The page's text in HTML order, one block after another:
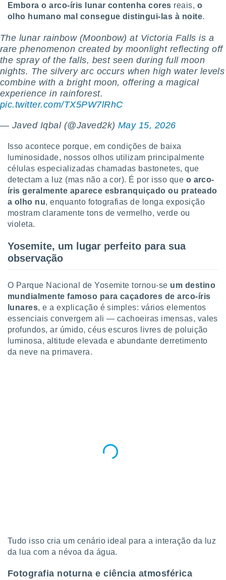
o
de
ou aceder
num
utilizar
criar
medir o
dos
de
ou
de dados
fontes,
e melhorar
dados
Embora o arco-íris lunar contenha cores reais, o
olho humano mal consegue distingui-las à noite.
The lunar rainbow (Moonbow) at Victoria Falls is a
rare phenomenon created by moonlight reflecting off
the spray of the falls, best seen during full moon
nights. The silvery arc occurs when high water levels
combine with a bright moon, offering a magical
experience in rainforest.
pic.twitter.com/TX5PW7lRhC
— Javed Iqbal (@Javed2k) May 15, 2026
Isso acontece porque, em condições de baixa
luminosidade, nossos olhos utilizam principalmente
células especializadas chamadas bastonetes, que
detectam a luz (mas não a cor). É por isso que o arco-
íris geralmente aparece esbranquiçado ou prateado
a olho nu, enquanto fotografias de longa exposição
mostram claramente tons de vermelho, verde ou
violeta.
Yosemite, um lugar perfeito para sua
observação
O Parque Nacional de Yosemite tornou-se um destino
mundialmente famoso para caçadores de arco-íris
lunares, e a explicação é simples: vários elementos
essenciais convergem ali — cachoeiras imensas, vales
profundos, ar úmido, céus escuros livres de poluição
luminosa, altitude elevada e abundante derretimento
da neve na primavera.
Tudo isso cria um cenário ideal para a interação da luz
da lua com a névoa da água.
Fotografia noturna e ciência atmosférica